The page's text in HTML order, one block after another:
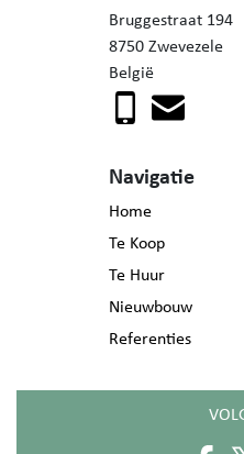
Bruggestraat 194
8750 Zwevezele
België
Navigatie
Home
Te Koop
Te Huur
Nieuwbouw
Referenties